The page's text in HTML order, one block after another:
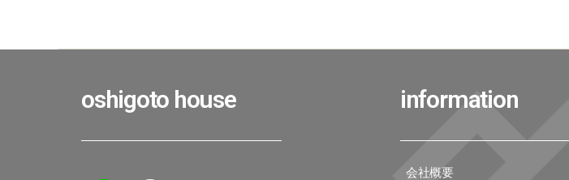
oshigoto house
会社概要
information